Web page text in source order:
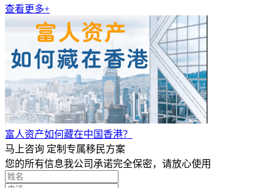
查看更多+
富人资产如何藏在中国香港？
马上咨询 定制专属移民方案
您的所有信息我公司承诺完全保密，请放心使用